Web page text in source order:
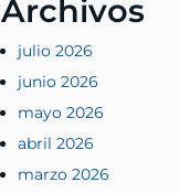
Archivos
julio 2026
junio 2026
mayo 2026
abril 2026
marzo 2026